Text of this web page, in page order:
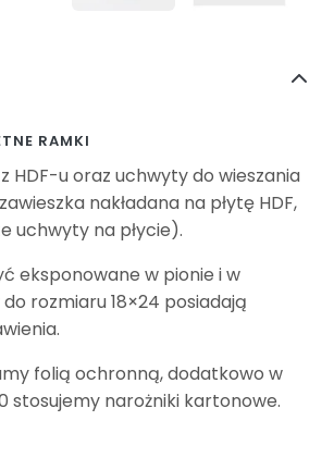
RAMKI
z HDF-u oraz uchwyty do wieszania
nakładana na płytę HDF,
uchwyty na płycie).
eksponowane w pionie i w
rozmiaru 18×24 posiadają
folią ochronną, dodatkowo w
stosujemy narożniki kartonowe.